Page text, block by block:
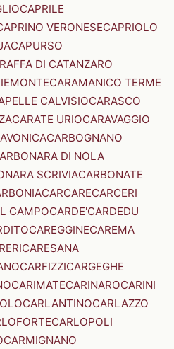
CAPRILE
VERONESECAPRIOLO
CAPURSO
DI CATANZARO
CARAMANICO TERME
CALVISIOCARASCO
CARATE URIOCARAVAGGIO
CARBOGNANO
DI NOLA
SCRIVIACARBONATE
CARCARECARCERI
CAMPOCARDE'CARDEDU
CAREGGINECAREMA
CARESANA
CARFIZZICARGEGHE
CARIMATECARINAROCARINI
CARLANTINOCARLAZZO
CARLOPOLI
CARMIGNANO